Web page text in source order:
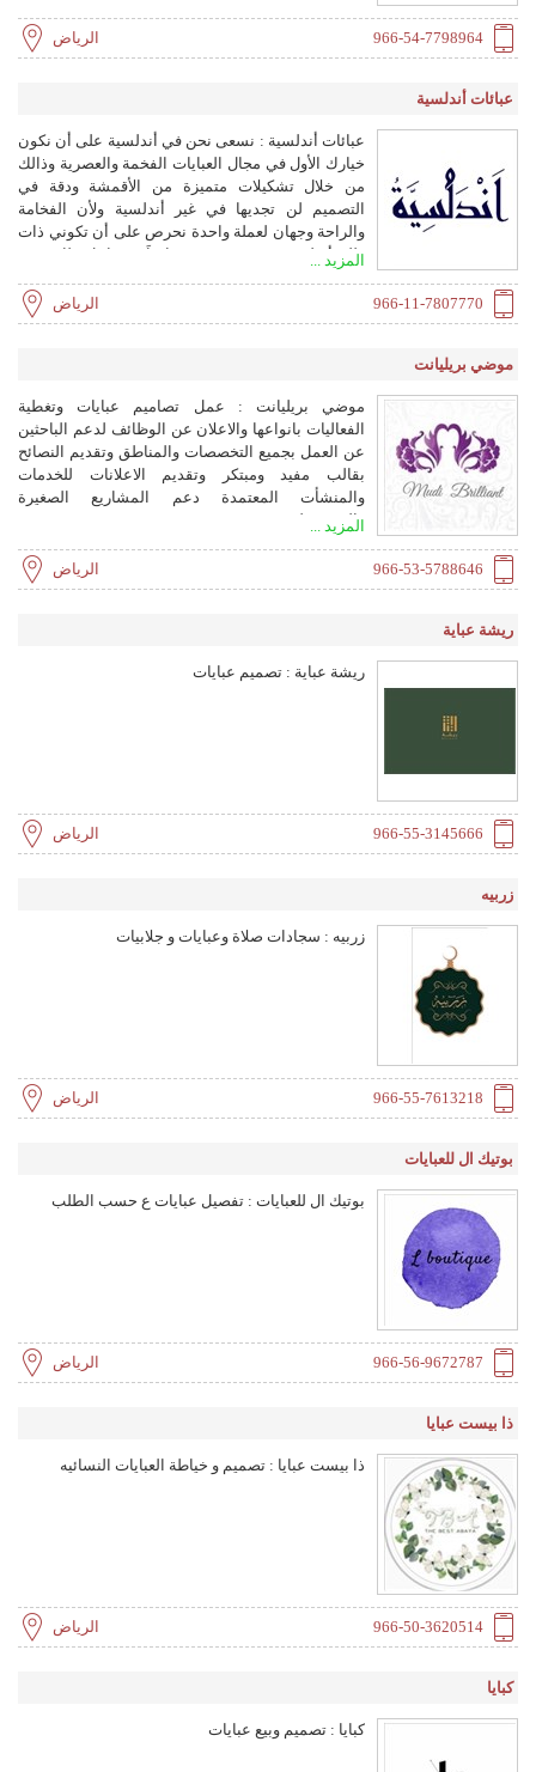
966-54-7798964 الرياض
عبائات أندلسية
عبائات أندلسية : نسعى نحن في أندلسية على أن نكون
خيارك الأول في مجال العبايات الفخمة والعصرية وذالك
من خلال تشكيلات متميزة من الأقمشة ودقة في
التصميم لن تجديها في غير أندلسية ولأن الفخامة
والراحة وجهان لعملة واحدة نحرص على أن تكوني ذات
طلة أندلسية فخمة ومتميزة دائماَ من اجل ذلك نوفر
المزيد ...
966-11-7807770 الرياض
موضي بريليانت
موضي بريليانت : عمل تصاميم عبايات وتغطية
الفعاليات بانواعها والاعلان عن الوظائف لدعم الباحثين
عن العمل بجميع التخصصات والمناطق وتقديم النصائح
بقالب مفيد ومبتكر وتقديم الاعلانات للخدمات
والمنشأت المعتمدة دعم المشاريع الصغيرة
والمتوسطة
المزيد ...
966-53-5788646 الرياض
ريشة عباية
ريشة عباية : تصميم عبايات
966-55-3145666 الرياض
زربيه
زربيه : سجادات صلاة وعبايات و جلابيات
966-55-7613218 الرياض
بوتيك ال للعبايات
بوتيك ال للعبايات : تفصيل عبايات ع حسب الطلب
966-56-9672787 الرياض
ذا بيست عبايا
ذا بيست عبايا : تصميم و خياطة العبايات النسائيه
966-50-3620514 الرياض
كبايا
كبايا : تصميم وبيع عبايات